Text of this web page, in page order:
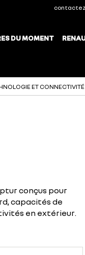
ET CONNECTIVITÉ
conçus pour
capacités de
en extérieur.